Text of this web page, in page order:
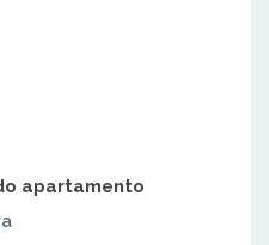
apartamento